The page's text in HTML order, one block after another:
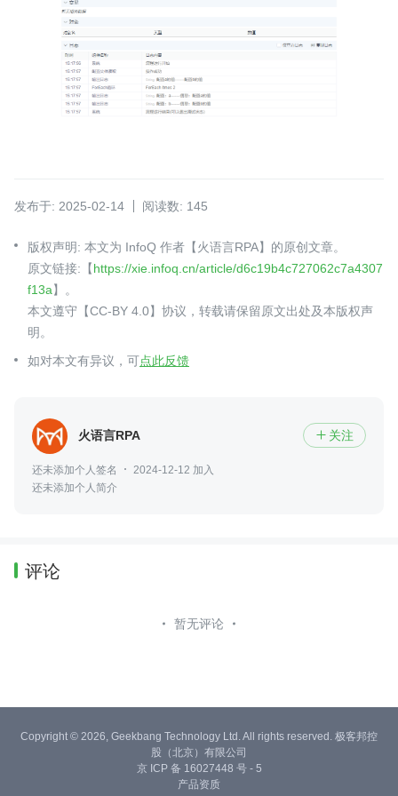
发布于: 2025-02-14 阅读数: 145
版权声明: 本文为 InfoQ 作者【火语言RPA】的原创文章。
原文链接:【https://xie.infoq.cn/article/d6c19b4c727062c7a4307
f13a】。
本文遵守【CC-BY 4.0】协议，转载请保留原文出处及本版权声
明。
如对本文有异议，可点此反馈
火语言RPA  关注
还未添加个人签名
2024-12-12 加入
还未添加个人简介
评论
暂无评论
Copyright © 2026, Geekbang Technology Ltd. All rights reserved. 极客邦控
股（北京）有限公司
京 ICP 备 16027448 号 - 5
产品资质